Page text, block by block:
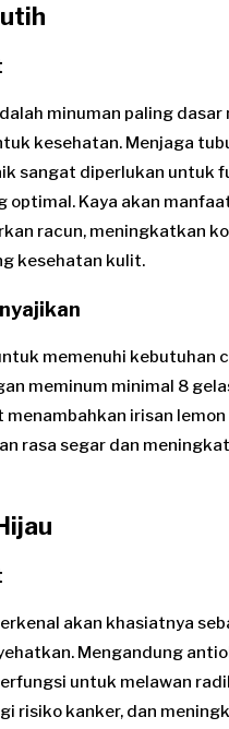
minuman paling dasar
kesehatan. Menjaga
sangat diperlukan untuk
optimal. Kaya akan
racun, meningkatkan
kesehatan kulit.
memenuhi kebutuhan
meminum minimal 8
menambahkan irisan
rasa segar dan
akan khasiatnya
Mengandung
untuk melawan
risiko kanker, dan